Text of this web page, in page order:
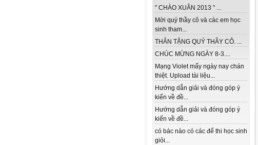
" CHÀO XUÂN 2013 " ...
Mời quý thầy cô và các em học
sinh tham...
THÂN TẶNG QUÝ THẦY CÔ. ...
CHÚC MỪNG NGÀY 8-3....
Mạng Violet mấy ngày nay chán
thiệt. Upload tài liệu...
Hướng dẫn giải và đóng góp ý
kiến về đề...
Hướng dẫn giải và đóng góp ý
kiến về đề...
có bác nào có các để thi học sinh
giỏi...